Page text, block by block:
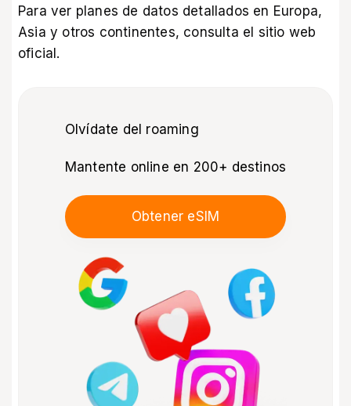
Para ver planes de datos detallados en Europa,
Asia y otros continentes, consulta el sitio web
oficial.
Olvídate del roaming
Mantente online en 200+ destinos
Obtener eSIM